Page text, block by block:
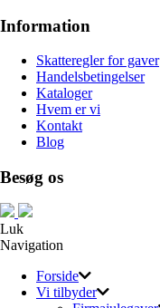
Information
Skatteregler for gaver
Handelsbetingelser
Kataloger
Hvem er vi
Kontakt
Blog
Besøg os
Luk
Navigation
Forside
Vi tilbyder